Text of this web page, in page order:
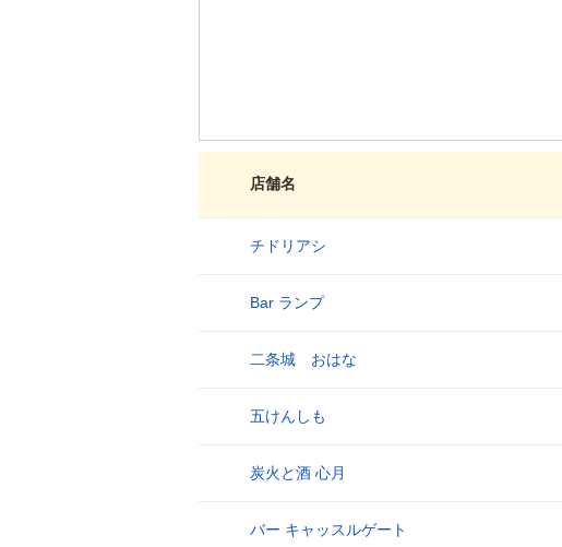
店舗名
チドリアシ
Bar ランプ
二条城 おはな
五けんしも
炭火と酒 心月
バー キャッスルゲート